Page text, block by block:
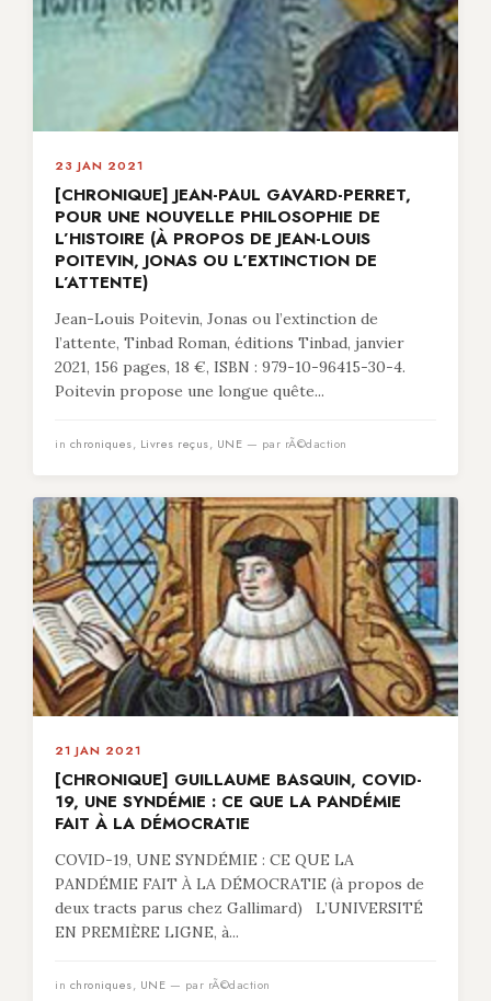
23 JAN 2021
[CHRONIQUE] JEAN-PAUL GAVARD-PERRET,
POUR UNE NOUVELLE PHILOSOPHIE DE
L’HISTOIRE (À PROPOS DE JEAN-LOUIS
POITEVIN, JONAS OU L’EXTINCTION DE
L’ATTENTE)
Jean-Louis Poitevin, Jonas ou l’extinction de
l’attente, Tinbad Roman, éditions Tinbad, janvier
2021, 156 pages, 18 €, ISBN : 979-10-96415-30-4.
Poitevin propose une longue quête...
in chroniques, Livres reçus, UNE — par rÃ©daction
21 JAN 2021
[CHRONIQUE] GUILLAUME BASQUIN, COVID-
19, UNE SYNDÉMIE : CE QUE LA PANDÉMIE
FAIT À LA DÉMOCRATIE
COVID-19, UNE SYNDÉMIE : CE QUE LA
PANDÉMIE FAIT À LA DÉMOCRATIE (à propos de
deux tracts parus chez Gallimard) L’UNIVERSITÉ
EN PREMIÈRE LIGNE, à...
in chroniques, UNE — par rÃ©daction